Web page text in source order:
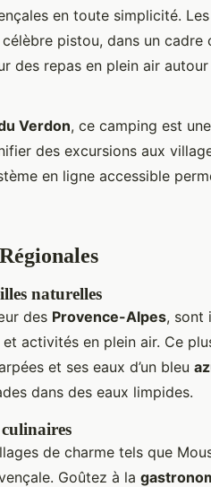
en toute simplicité.
pistou, dans un cadre
des repas en plein air autour
Verdon, ce camping est
des excursions aux
en ligne accessible
naturelles
des Provence-Alpes, sont
activités en plein air. Ce
et ses eaux d’un bleu
dans des eaux limpides.
de charme tels que
Goûtez à la